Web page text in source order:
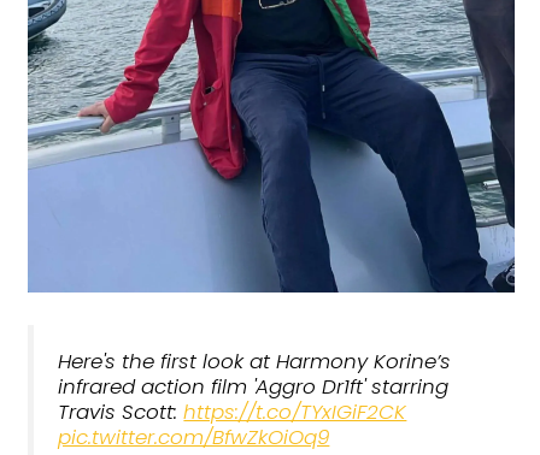
Here's the first look at Harmony Korine’s
infrared action film 'Aggro Dr1ft' starring
Travis Scott:https://t.co/TYxIGiF2CK
pic.twitter.com/BfwZkOiOq9